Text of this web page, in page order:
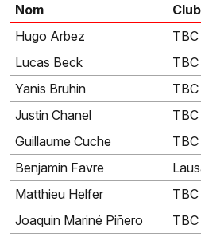
Nom
Club
Hugo Arbez
Lucas Beck
Yanis Bruhin
Justin Chanel
Guillaume Cuche
Benjamin Favre
Matthieu Helfer
Joaquin Mariné Piñero